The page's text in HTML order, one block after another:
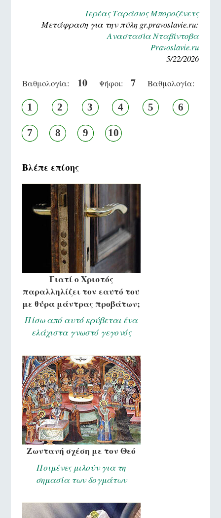
Ιερέας Ταράσιος Μποροζένετς
Μετάφραση για την πύλη gr.pravoslavie.ru:
Αναστασία Νταβίντοβα
Pravoslavie.ru
5/22/2026
Βαθμολογία: 10 Ψήφοι: 7 Βαθμολογία:
1 2 3 4 5 6
7 8 9 10
Βλέπε επίσης
Γιατί ο Χριστός
παραλληλίζει τον εαυτό του
με θύρα μάντρας προβάτων;
Πίσω από αυτό κρύβεται ένα
ελάχιστα γνωστό γεγονός
Ζωντανή σχέση με τον Θεό
Ποιμένες μιλούν για τη
σημασία των δογμάτων